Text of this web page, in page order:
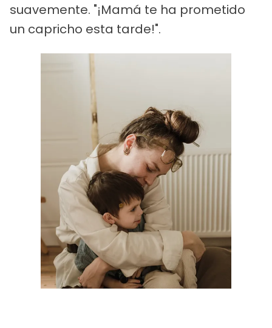
suavemente. "¡Mamá te ha prometido
un capricho esta tarde!".